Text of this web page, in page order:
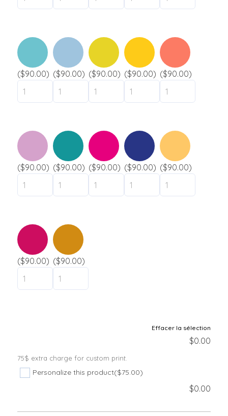
($90.00) ($90.00) ($90.00) ($90.00) ($90.00)
($90.00) ($90.00) ($90.00) ($90.00) ($90.00)
($90.00) ($90.00)
Effacer la sélection
$0.00
75$ extra charge for custom print.
Personalize this product($75.00)
$0.00